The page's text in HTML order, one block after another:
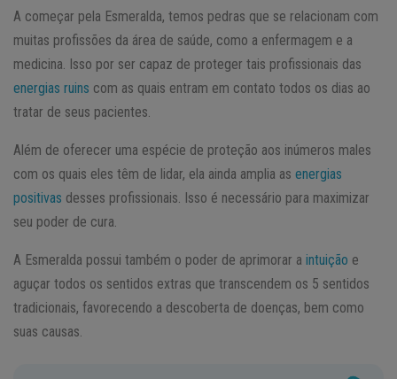
A começar pela Esmeralda, temos pedras que se relacionam com
muitas profissões da área de saúde, como a enfermagem e a
medicina. Isso por ser capaz de proteger tais profissionais das
energias ruins com as quais entram em contato todos os dias ao
tratar de seus pacientes.
Além de oferecer uma espécie de proteção aos inúmeros males
com os quais eles têm de lidar, ela ainda amplia as energias
positivas desses profissionais. Isso é necessário para maximizar
seu poder de cura.
A Esmeralda possui também o poder de aprimorar a intuição e
aguçar todos os sentidos extras que transcendem os 5 sentidos
tradicionais, favorecendo a descoberta de doenças, bem como
suas causas.